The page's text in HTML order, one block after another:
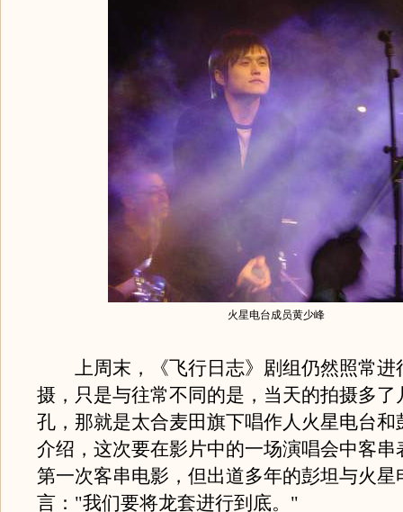
火星电台成员黄少峰
上周末，《飞行日志》剧组仍然照常进
摄，只是与往常不同的是，当天的拍摄多了
孔，那就是太合麦田旗下唱作人火星电台和
介绍，这次要在影片中的一场演唱会中客串
第一次客串电影，但出道多年的彭坦与火星
言："我们要将龙套进行到底。"